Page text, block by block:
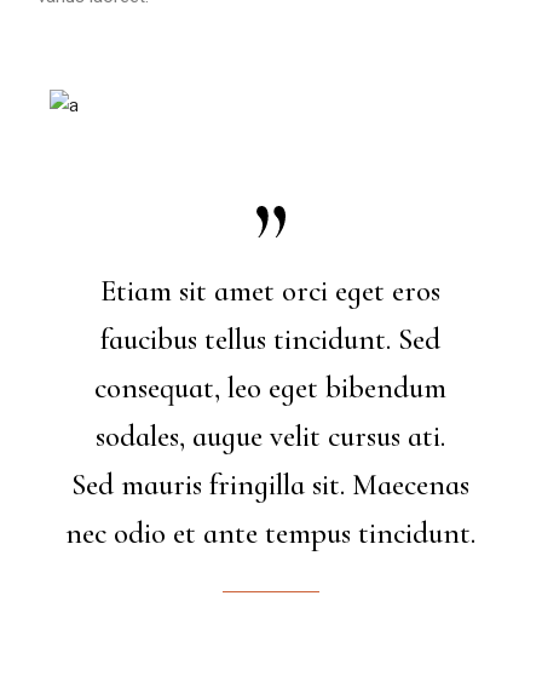
Etiam sit amet orci eget eros
faucibus tellus tincidunt. Sed
consequat, leo eget bibendum
sodales, augue velit cursus ati.
Sed mauris fringilla sit. Maecenas
nec odio et ante tempus tincidunt.